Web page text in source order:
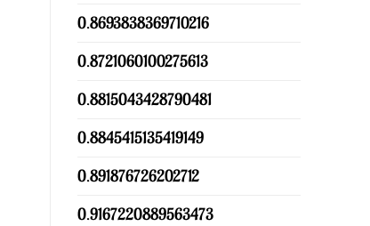
0.8693838369710216
0.8721060100275613
0.8815043428790481
0.8845415135419149
0.891876726202712
0.9167220889563473